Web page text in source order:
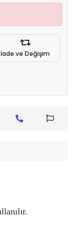
İade ve Değişim